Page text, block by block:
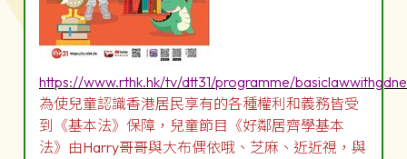
https://www.rthk.hk/tv/dtt31/programme/
為使兒童認識香港居民享有的各種權利和義務皆受
到《基本法》保障，兒童節目《好鄰居齊學基本
法》由Harry哥哥與大布偶依哦、芝麻、近近視，與